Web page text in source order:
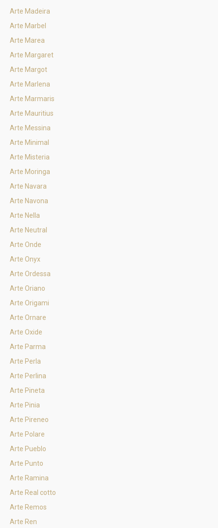
Arte Madeira
Arte Marbel
Arte Marea
Arte Margaret
Arte Margot
Arte Marlena
Arte Marmaris
Arte Mauritius
Arte Messina
Arte Minimal
Arte Misteria
Arte Moringa
Arte Navara
Arte Navona
Arte Nella
Arte Neutral
Arte Onde
Arte Onyx
Arte Ordessa
Arte Oriano
Arte Origami
Arte Ornare
Arte Oxide
Arte Parma
Arte Perla
Arte Perlina
Arte Pineta
Arte Pinia
Arte Pireneo
Arte Polare
Arte Pueblo
Arte Punto
Arte Ramina
Arte Real cotto
Arte Remos
Arte Ren